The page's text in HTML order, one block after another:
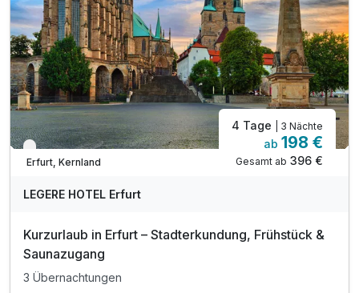
Verfügbar bis Dezember
Erfurt, Kernland
4 Tage | 3 Nächte
ab 198 €
Gesamt ab 396 €
LEGERE HOTEL Erfurt
Kurzurlaub in Erfurt – Stadterkundung, Frühstück &
Saunazugang
3 Übernachtungen